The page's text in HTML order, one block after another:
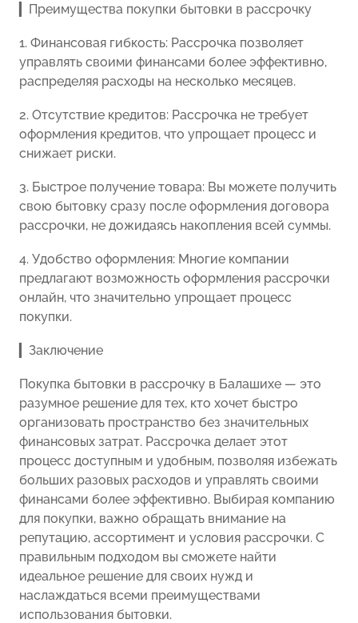
▎Преимущества покупки бытовки в рассрочку
1. Финансовая гибкость: Рассрочка позволяет
управлять своими финансами более эффективно,
распределяя расходы на несколько месяцев.
2. Отсутствие кредитов: Рассрочка не требует
оформления кредитов, что упрощает процесс и
снижает риски.
3. Быстрое получение товара: Вы можете получить
свою бытовку сразу после оформления договора
рассрочки, не дожидаясь накопления всей суммы.
4. Удобство оформления: Многие компании
предлагают возможность оформления рассрочки
онлайн, что значительно упрощает процесс
покупки.
▎Заключение
Покупка бытовки в рассрочку в Балашихе — это
разумное решение для тех, кто хочет быстро
организовать пространство без значительных
финансовых затрат. Рассрочка делает этот
процесс доступным и удобным, позволяя избежать
больших разовых расходов и управлять своими
финансами более эффективно. Выбирая компанию
для покупки, важно обращать внимание на
репутацию, ассортимент и условия рассрочки. С
правильным подходом вы сможете найти
идеальное решение для своих нужд и
наслаждаться всеми преимуществами
использования бытовки.